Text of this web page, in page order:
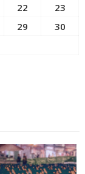
22
23
29
30